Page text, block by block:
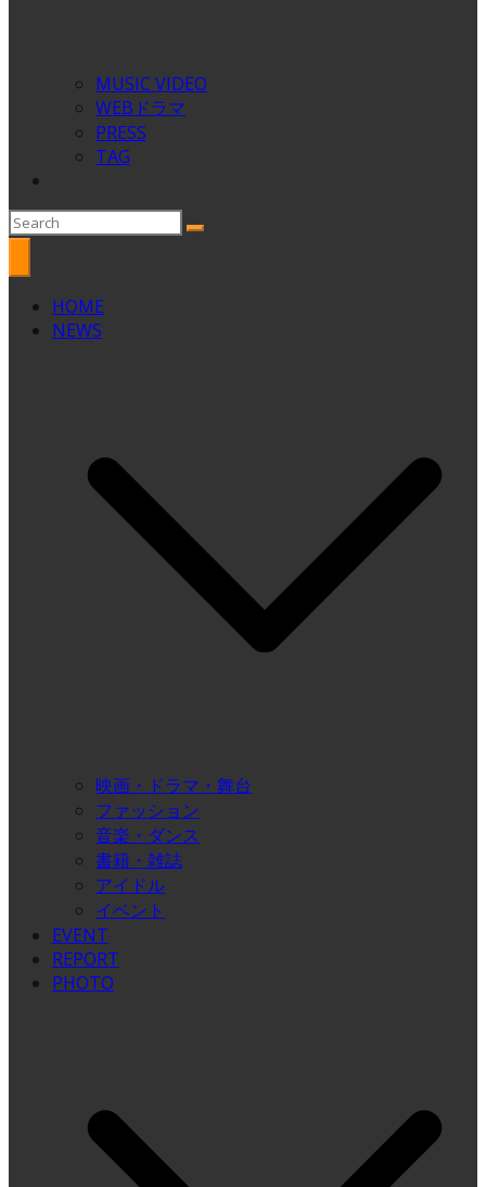
MUSIC VIDEO
WEBドラマ
PRESS
TAG
HOME
NEWS
映画・ドラマ・舞台
ファッション
音楽・ダンス
書籍・雑誌
アイドル
イベント
EVENT
REPORT
PHOTO